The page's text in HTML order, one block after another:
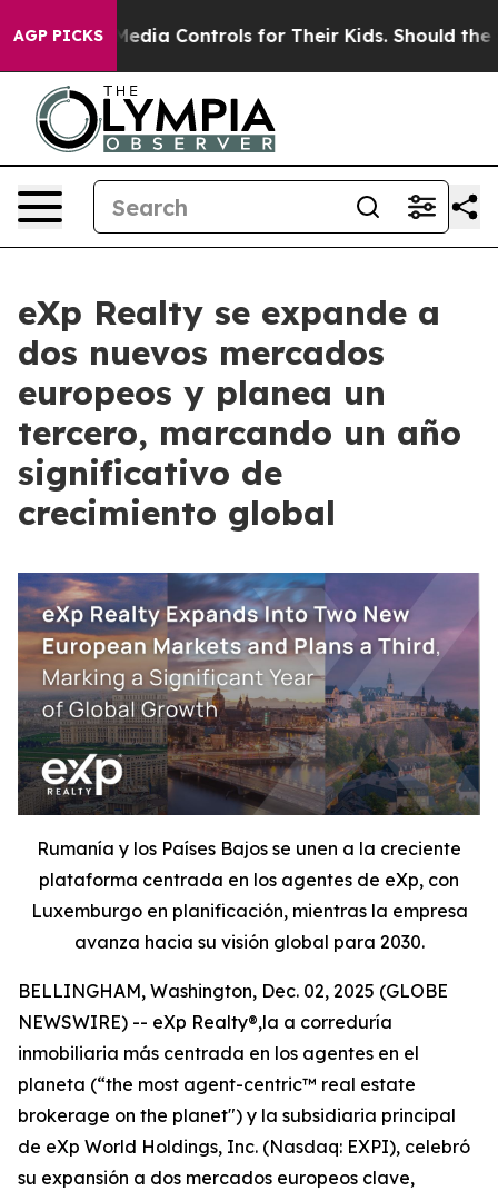
AGP PICKS
Media Controls for Their Kids. Should the US?
eXp Realty se expande a
dos nuevos mercados
europeos y planea un
tercero, marcando un año
significativo de
crecimiento global
Rumanía y los Países Bajos se unen a la creciente
plataforma centrada en los agentes de eXp, con
Luxemburgo en planificación, mientras la empresa
avanza hacia su visión global para 2030.
BELLINGHAM, Washington, Dec. 02, 2025 (GLOBE
NEWSWIRE) -- eXp Realty®,la a correduría
inmobiliaria más centrada en los agentes en el
planeta (“the most agent-centric™ real estate
brokerage on the planet") y la subsidiaria principal
de eXp World Holdings, Inc. (Nasdaq: EXPI), celebró
su expansión a dos mercados europeos clave,